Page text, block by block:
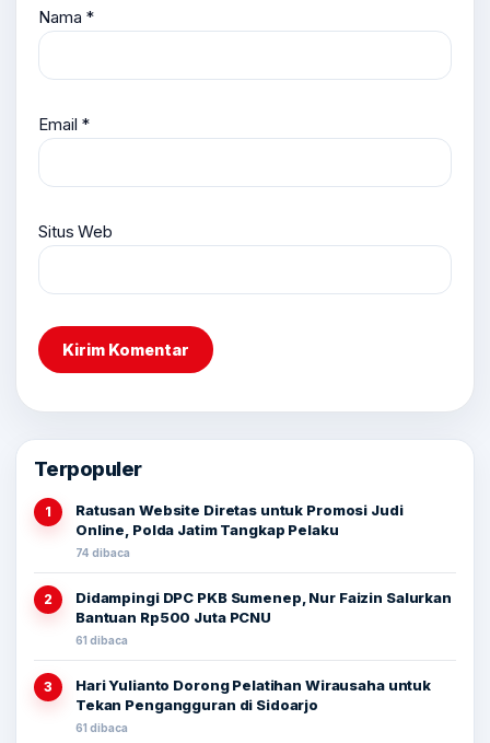
Nama *
Email *
Situs Web
Terpopuler
1
Ratusan Website Diretas untuk Promosi Judi
Online, Polda Jatim Tangkap Pelaku
74 dibaca
2
Didampingi DPC PKB Sumenep, Nur Faizin Salurkan
Bantuan Rp500 Juta PCNU
61 dibaca
3
Hari Yulianto Dorong Pelatihan Wirausaha untuk
Tekan Pengangguran di Sidoarjo
61 dibaca